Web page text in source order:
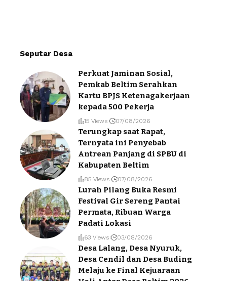
Seputar Desa
Perkuat Jaminan Sosial,
Pemkab Beltim Serahkan
Kartu BPJS Ketenagakerjaan
kepada 500 Pekerja
15 Views 07/08/2026
Terungkap saat Rapat,
Ternyata ini Penyebab
Antrean Panjang di SPBU di
Kabupaten Beltim
85 Views 07/08/2026
Lurah Pilang Buka Resmi
Festival Gir Sereng Pantai
Permata, Ribuan Warga
Padati Lokasi
63 Views 03/08/2026
Desa Lalang, Desa Nyuruk,
Desa Cendil dan Desa Buding
Melaju ke Final Kejuaraan